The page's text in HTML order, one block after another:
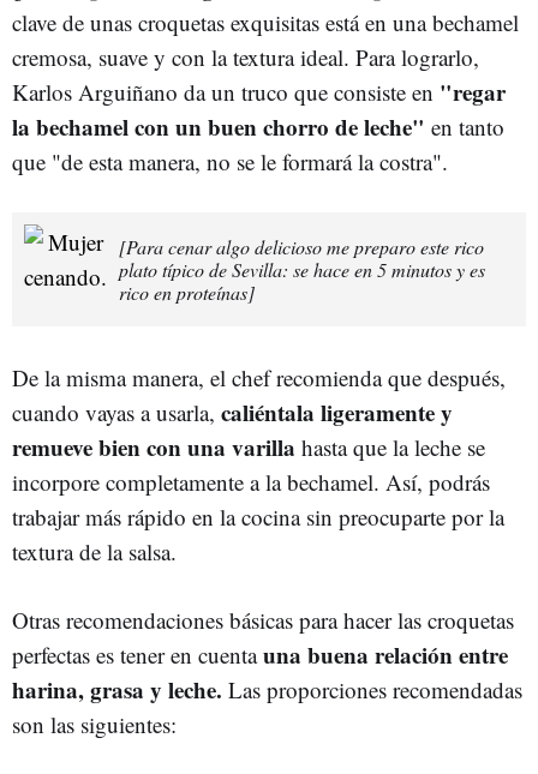
clave de unas croquetas exquisitas está en una bechamel
cremosa, suave y con la textura ideal. Para lograrlo,
Karlos Arguiñano da un truco que consiste en "regar
la bechamel con un buen chorro de leche" en tanto
que "de esta manera, no se le formará la costra".
[Para cenar algo delicioso me preparo este rico
plato típico de Sevilla: se hace en 5 minutos y es
rico en proteínas]
De la misma manera, el chef recomienda que después,
cuando vayas a usarla, caliéntala ligeramente y
remueve bien con una varilla hasta que la leche se
incorpore completamente a la bechamel. Así, podrás
trabajar más rápido en la cocina sin preocuparte por la
textura de la salsa.
Otras recomendaciones básicas para hacer las croquetas
perfectas es tener en cuentauna buena relación entre
harina, grasa y leche. Las proporciones recomendadas
son las siguientes: